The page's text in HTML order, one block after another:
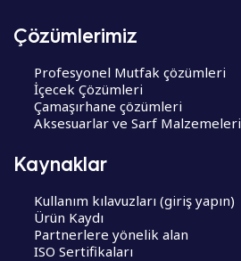
Çözümlerimiz
Profesyonel Mutfak çözümleri
İçecek Çözümleri
Çamaşırhane çözümleri
Aksesuarlar ve Sarf Malzemeleri
Kaynaklar
Kullanım kılavuzları (giriş yapın)
Ürün Kaydı
Partnerlere yönelik alan
ISO Sertifikaları